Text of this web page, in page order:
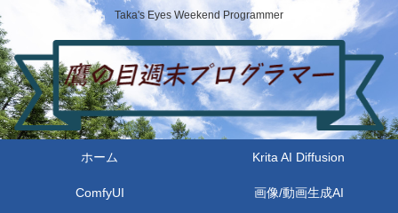
Taka's Eyes Weekend Programmer
ホーム Krita AI Diffusion
ComfyUI 画像/動画生成AI